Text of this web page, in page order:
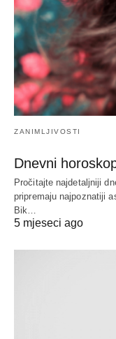
ZANIMLJIVOSTI
Dnevni
Pročitajte najdetaljniji
pripremaju najpoznatiji
Bik…
5 mjeseci ago